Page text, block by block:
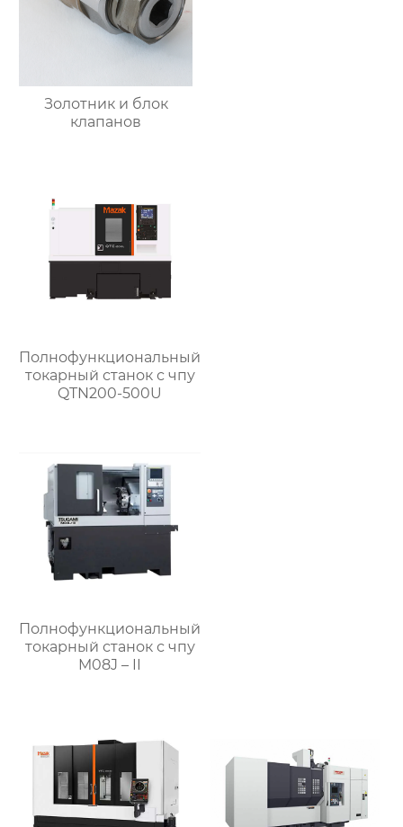
Золотник и блок
клапанов
Полнофункциональный
токарный станок с чпу
QTN200-500U
Полнофункциональный
токарный станок с чпу
M08J – II